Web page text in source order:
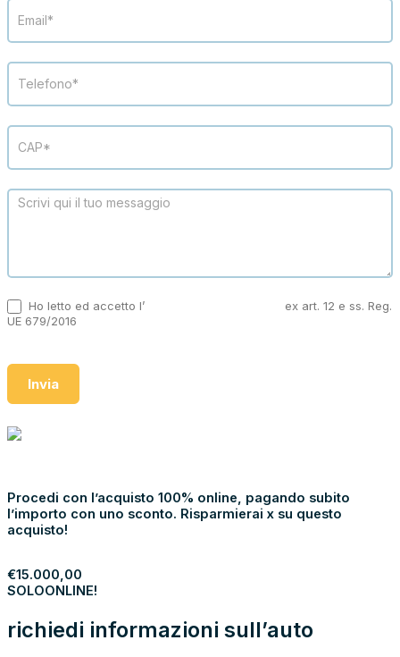
Ho letto ed accetto l’
ex art. 12 e ss. Reg.
UE 679/2016
Invia
Procedi con l’acquisto 100% online, pagando subito
l’importo con uno sconto. Risparmierai x su questo
acquisto!
€15.000,00
SOLOONLINE!
richiedi informazioni sull’auto